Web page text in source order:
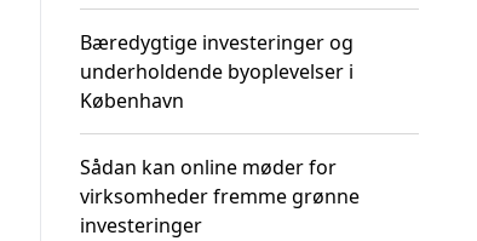
Bæredygtige investeringer og
underholdende byoplevelser i
København
Sådan kan online møder for
virksomheder fremme grønne
investeringer